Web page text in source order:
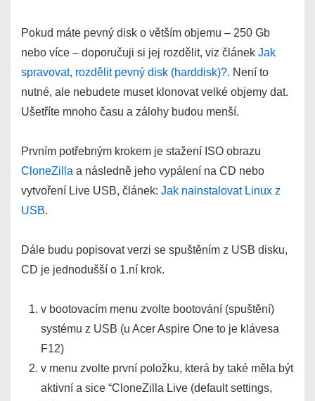
Pokud máte pevný disk o větším objemu – 250 Gb
nebo více – doporučuji si jej rozdělit, viz článek Jak
spravovat, rozdělit pevný disk (harddisk)?. Není to
nutné, ale nebudete muset klonovat velké objemy dat.
Ušetříte mnoho času a zálohy budou menší.
Prvním potřebným krokem je stažení ISO obrazu
CloneZilla a následně jeho vypálení na CD nebo
vytvoření Live USB, článek: Jak nainstalovat Linux z
USB.
Dále budu popisovat verzi se spuštěním z USB disku,
CD je jednodušší o 1.ní krok.
v bootovacím menu zvolte bootování (spuštění)
systému z USB (u Acer Aspire One to je klávesa
F12)
v menu zvolte první položku, která by také měla být
aktivní a sice “CloneZilla Live (default settings,